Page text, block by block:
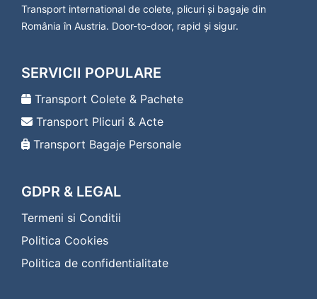
Transport international de colete, plicuri și bagaje din
România în Austria. Door-to-door, rapid și sigur.
SERVICII POPULARE
Transport Colete & Pachete
Transport Plicuri & Acte
Transport Bagaje Personale
GDPR & LEGAL
Termeni si Conditii
Politica Cookies
Politica de confidentialitate